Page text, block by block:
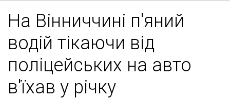
На Вінниччині п'яний
водій тікаючи від
поліцейських на авто
в'їхав у річку